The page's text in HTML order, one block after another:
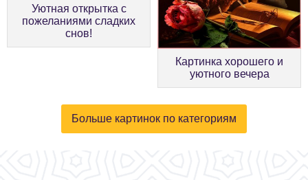
Уютная открытка с
пожеланиями сладких
снов!
Картинка хорошего и
уютного вечера
Больше картинок по категориям